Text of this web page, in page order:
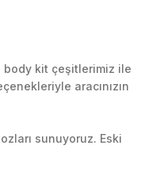
body kit çeşitlerimiz ile
aracınızın
sunuyoruz. Eski